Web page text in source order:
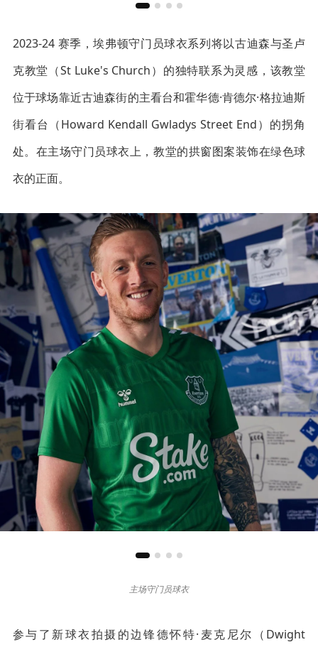
2023-24 赛季，埃弗顿守门员球衣系列将以古迪森与圣卢
克教堂（St Luke's Church）的独特联系为灵感，该教堂
位于球场靠近古迪森街的主看台和霍华德·肯德尔·格拉迪斯
街看台（Howard Kendall Gwladys Street End）的拐角
处。在主场守门员球衣上，教堂的拱窗图案装饰在绿色球
衣的正面。
主场守门员球衣
参与了新球衣拍摄的边锋德怀特·麦克尼尔（Dwight